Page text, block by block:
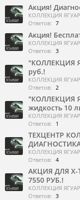
Акция!
КОЛЛЕКЦИЯ ЯГУАР
Ответов: 7
Акция!
КОЛЛЕКЦИЯ ЯГУАР
Ответов: 3
"КОЛЛЕКЦИЯ
руб.!
КОЛЛЕКЦИЯ ЯГУАР
Ответов: 2
"КОЛЛЕКЦИЯ
жидкость 10
КОЛЛЕКЦИЯ ЯГУАР
Ответов:
1
ТЕХЦЕНТР
КОЛЛЕКЦИЯ ЯГУАР
Ответов: 4
АКЦИЯ ДЛЯ X-
7550 РУБ.!
КОЛЛЕКЦИЯ ЯГУАР
Ответов: 3